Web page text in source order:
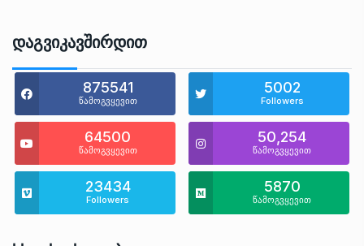
Დაგვიკავშირდით
875541
წამოგვყევით
5002
Followers
64500
წამოგვყევით
50,254
წამოგვყევით
23434
Followers
5870
წამოგვყევით